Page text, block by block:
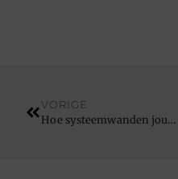
VORIGE
Hoe systeemwanden jouw werkplek transformeren